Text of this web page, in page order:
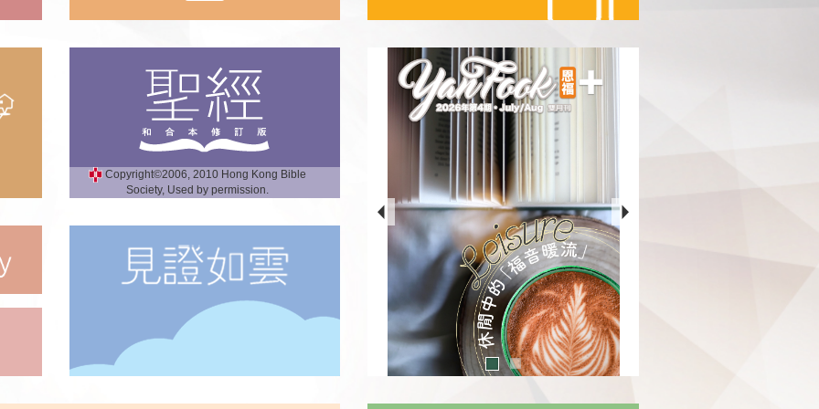
Copyright©2006, 2010 Hong Kong Bible
Society, Used by permission.